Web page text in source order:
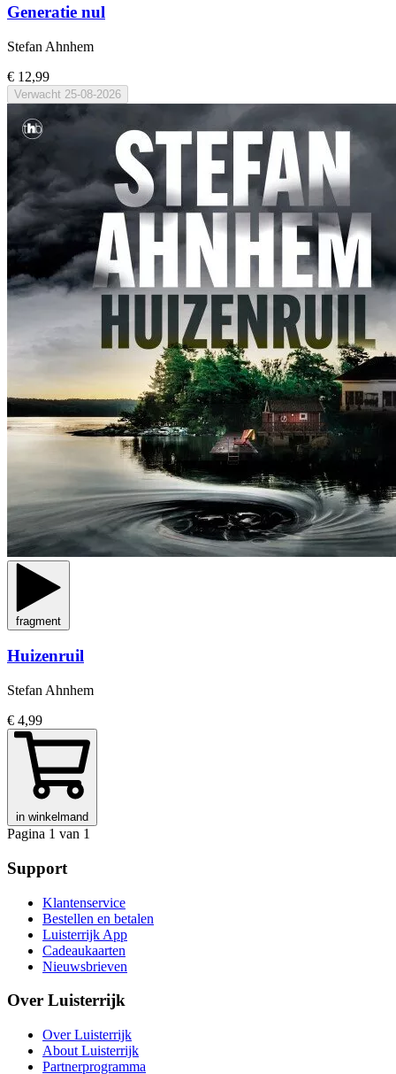
Generatie nul
Stefan Ahnhem
€ 12,99
Verwacht 25-08-2026
fragment
Huizenruil
Stefan Ahnhem
€ 4,99
in winkelmand
Pagina 1 van 1
Support
Klantenservice
Bestellen en betalen
Luisterrijk App
Cadeaukaarten
Nieuwsbrieven
Over Luisterrijk
Over Luisterrijk
About Luisterrijk
Partnerprogramma